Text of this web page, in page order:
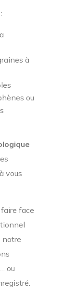
à
ou
vous
face
notre
ou